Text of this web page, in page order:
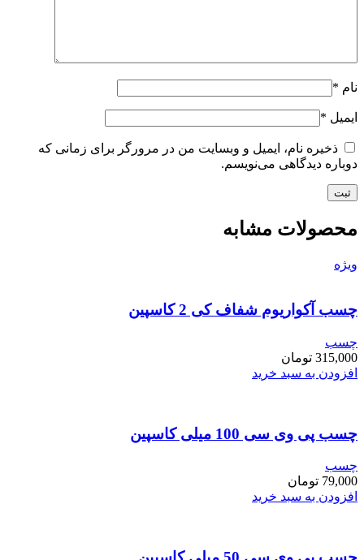
نام *
ایمیل *
ذخیره نام، ایمیل و وبسایت من در مرورگر برای زمانی که
دوباره دیدگاهی می‌نویسم.
محصولات مشابه
ویژه
چسب آکواریوم شفاف کی 2 کاسپین
چسب
315,000 تومان
افزودن به سبد خرید
چسب پی وی سی 100 میلی کاسپین
چسب
79,000 تومان
افزودن به سبد خرید